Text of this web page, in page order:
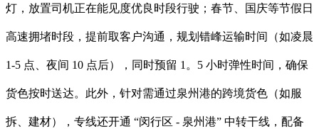
灯，放置司机正在能见度优良时段行驶；春节、国庆等节假日
高速拥堵时段，提前取客户沟通，规划错峰运输时间（如凌晨
1-5 点、夜间 10 点后），同时预留 1。5 小时弹性时间，确保
货色按时送达。此外，针对需通过泉州港的跨境货色（如服
拆、建材），专线还开通 “闵行区 - 泉州港” 中转干线，配备